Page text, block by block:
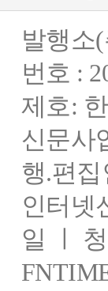
발행소
번호 :
제호:
신문사
행.편
인터넷
일 ㅣ